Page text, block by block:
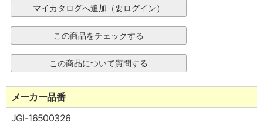
メーカー品番
JGI-16500326